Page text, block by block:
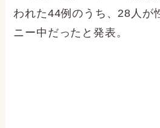
われた44例のうち、28人が
ニー中だったと発表。